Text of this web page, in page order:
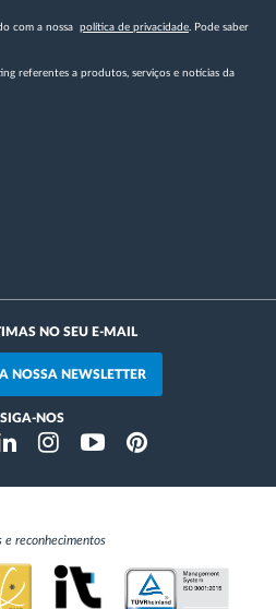
com a nossa política de privacidade. Pode saber
referentes a produtos, serviços e notícias da
NO SEU E-MAIL
NOSSA NEWSLETTER
SIGA-NOS
InstragramYoutubePinterest
e reconhecimentos